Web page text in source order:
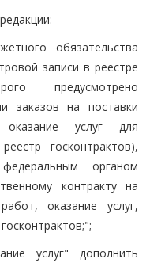
обязательства
записи в реестре
предусмотрено
заказов на поставки
услуг для
госконтрактов),
органом
контракту на
оказание услуг,
услуг" дополнить